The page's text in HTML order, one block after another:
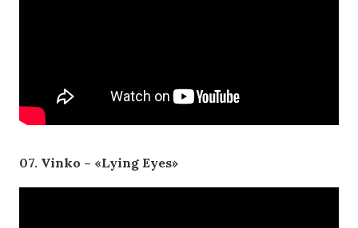
07. Vinko – «Lying Eyes»